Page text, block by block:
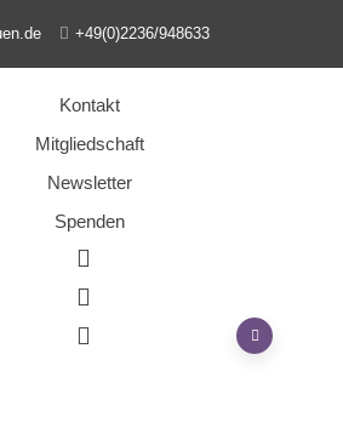
+49(0)2236/948633
Kontakt
Mitgliedschaft
Newsletter
Spenden